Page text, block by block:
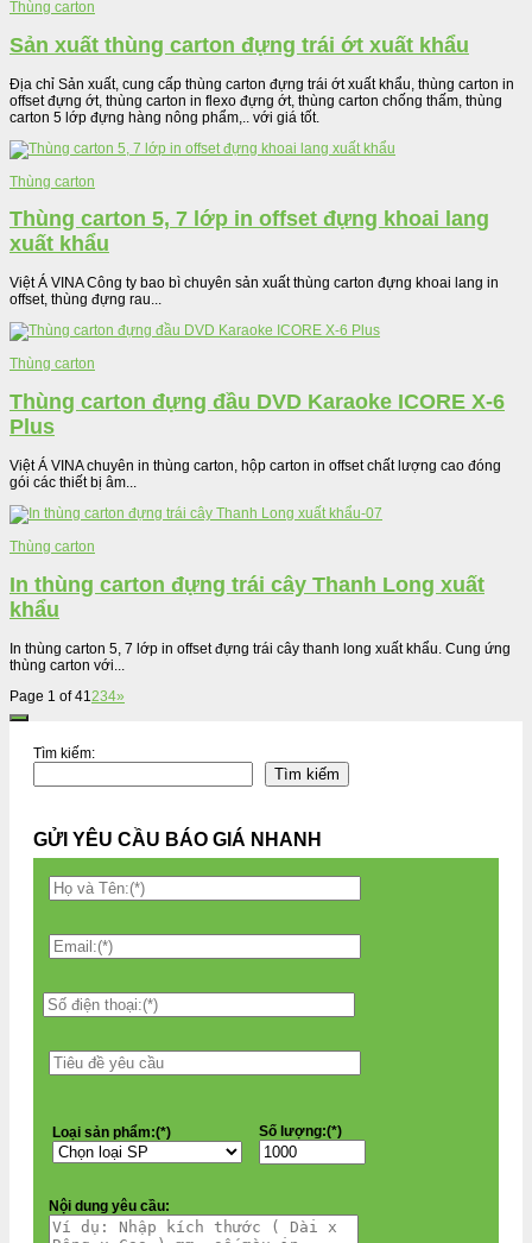
Thùng carton
Sản xuất thùng carton đựng trái ớt xuất khẩu
Địa chỉ Sản xuất, cung cấp thùng carton đựng trái ớt xuất khẩu, thùng carton in
offset đựng ớt, thùng carton in flexo đựng ớt, thùng carton chống thấm, thùng
carton 5 lớp đựng hàng nông phẩm,.. với giá tốt.
Thùng carton
Thùng carton 5, 7 lớp in offset đựng khoai lang
xuất khẩu
Việt Á VINA Công ty bao bì chuyên sản xuất thùng carton đựng khoai lang in
offset, thùng đựng rau...
Thùng carton
Thùng carton đựng đầu DVD Karaoke ICORE X-6
Plus
Việt Á VINA chuyên in thùng carton, hộp carton in offset chất lượng cao đóng
gói các thiết bị âm...
Thùng carton
In thùng carton đựng trái cây Thanh Long xuất
khẩu
In thùng carton 5, 7 lớp in offset đựng trái cây thanh long xuất khẩu. Cung ứng
thùng carton với...
Page 1 of 41234»
Tìm kiếm:
Tìm kiếm
GỬI YÊU CẦU BÁO GIÁ NHANH
Loại sản phẩm:(*) Số lượng:(*)
Nội dung yêu cầu: